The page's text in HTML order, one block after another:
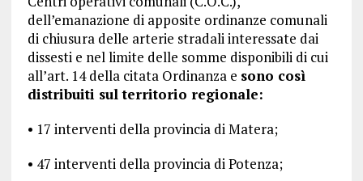
dell’emanazione di apposite ordinanze comunali
di chiusura delle arterie stradali interessate dai
dissesti e nel limite delle somme disponibili di cui
all’art. 14 della citata Ordinanza e sono così
distribuiti sul territorio regionale:
• 17 interventi della provincia di Matera;
• 47 interventi della provincia di Potenza;